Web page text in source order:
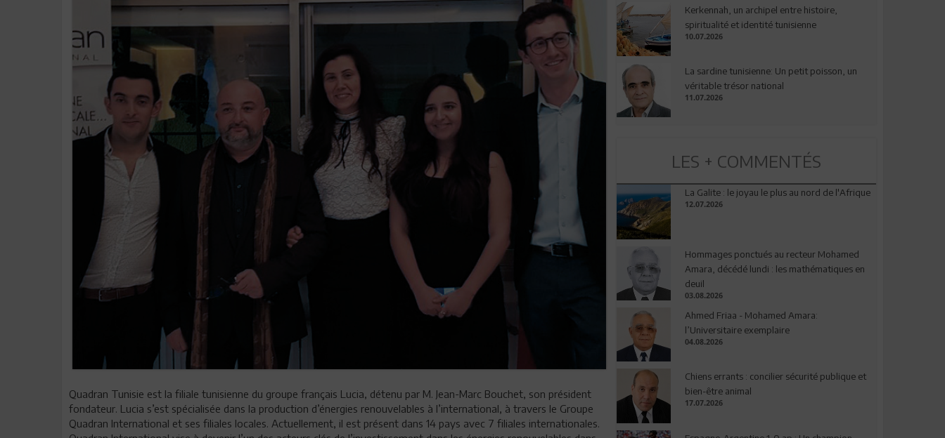
Quadran Tunisie est la filiale tunisienne du groupe français Lucia, détenu par M. Jean-Marc Bouchet, son président
fondateur. Lucia s’est spécialisée dans la production d’énergies renouvelables à l’international, à travers le Groupe
Quadran International et ses filiales locales. Actuellement, il est présent dans 14 pays avec 7 filiales internationales.
Kerkennah, un archipel entre histoire,
spiritualité et identité tunisienne
10.07.2026
La sardine tunisienne: Un petit poisson, un
véritable trésor national
11.07.2026
LES + COMMENTÉS
La Galite : le joyau le plus au nord de l'Afrique
12.07.2026
Hommages ponctués au recteur Mohamed
Amara, décédé lundi : les mathématiques en
deuil
03.08.2026
Ahmed Friaa - Mohamed Amara:
l’Universitaire exemplaire
04.08.2026
Chiens errants : concilier sécurité publique et
bien-être animal
17.07.2026